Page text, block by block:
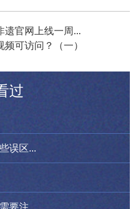
遗官网上线一周...
可访问？（一）
过
误区...
要注...